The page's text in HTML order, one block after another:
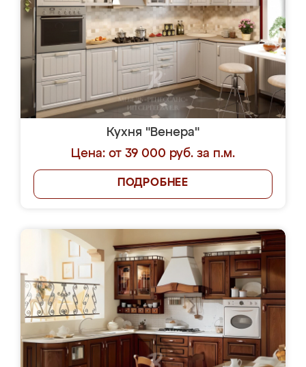
Кухня "Венера"
Цена: от 39 000 руб. за п.м.
ПОДРОБНЕЕ